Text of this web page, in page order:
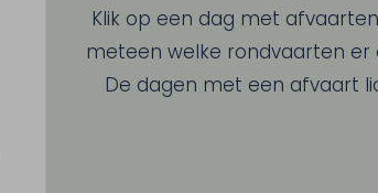
Klik op een dag met
meteen welke rondvaarten er
De dagen met een afvaart